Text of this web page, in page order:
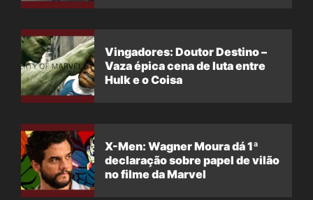
Vingadores: Doutor Destino –
Vaza épica cena de luta entre
Hulk e o Coisa
X-Men: Wagner Moura dá 1ª
declaração sobre papel de vilão
no filme da Marvel